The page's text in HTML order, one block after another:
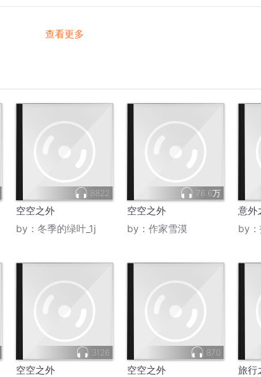
查看更多
8822
空空之外
by： 冬季的绿叶_1j
76.6万
空空之外
by： 作家雪漠
意外
by：
3126
空空之外
870
空空之外
旅行